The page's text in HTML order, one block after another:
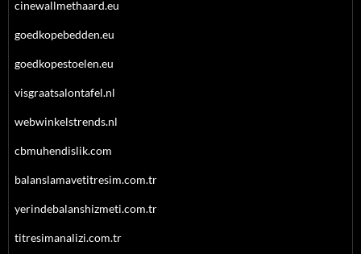
cinewallmethaard.eu
goedkopebedden.eu
goedkopestoelen.eu
visgraatsalontafel.nl
webwinkelstrends.nl
cbmuhendislik.com
balanslamavetitresim.com.tr
yerindebalanshizmeti.com.tr
titresimanalizi.com.tr